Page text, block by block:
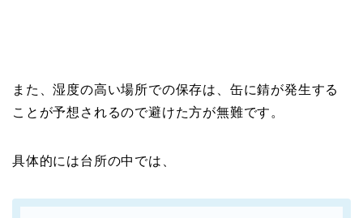
また、湿度の高い場所での保存は、缶に錆が発生する
ことが予想されるので避けた方が無難です。
具体的には台所の中では、